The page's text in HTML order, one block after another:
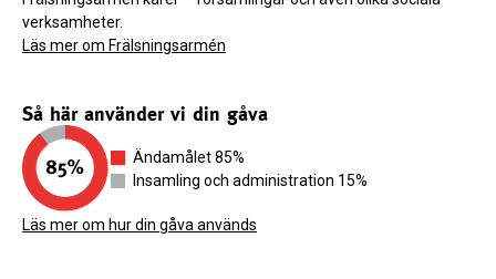
verksamheter.
Läs mer om Frälsningsarmén
Så här använder vi din gåva
Ändamålet 85%
Insamling och administration 15%
Läs mer om hur din gåva används